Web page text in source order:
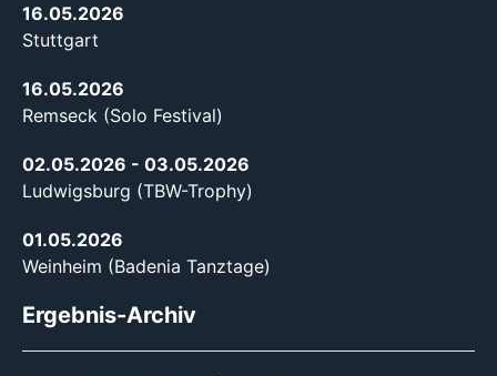
16.05.2026
Stuttgart
16.05.2026
Remseck (Solo Festival)
02.05.2026 - 03.05.2026
Ludwigsburg (TBW-Trophy)
01.05.2026
Weinheim (Badenia Tanztage)
Ergebnis-Archiv